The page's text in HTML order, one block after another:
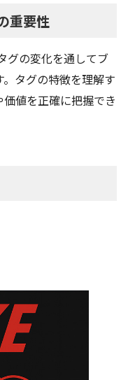
重要性
グの変化を通してブ
タグの特徴を理解す
値を正確に把握でき